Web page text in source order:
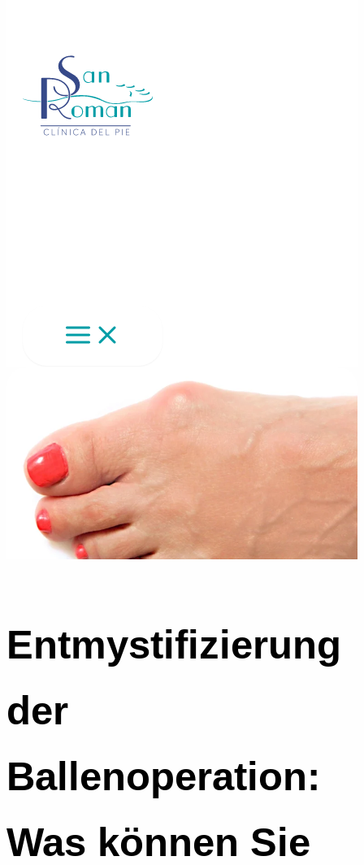
Entmystifizierung
der
Ballenoperation:
Was können Sie